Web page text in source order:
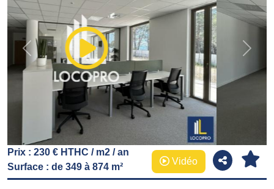
Previous Next
Prix : 230 € HTHC / m2 / an
Surface : de 349 à 874 m²
Vidéo